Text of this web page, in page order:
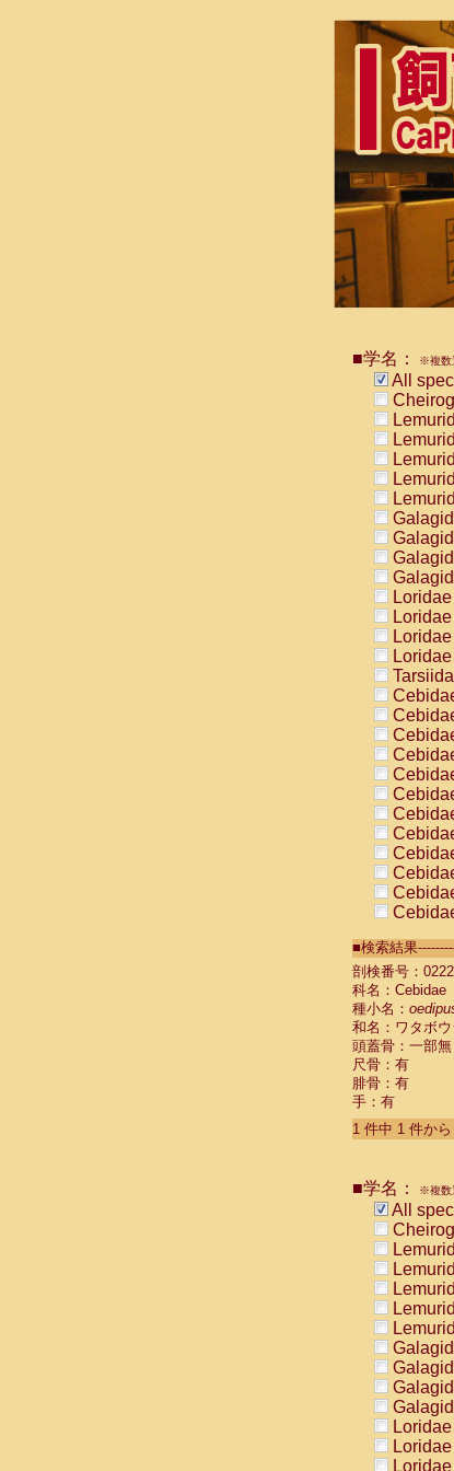
■学名： ※複数
All
Loridae
Loridae
Loridae
Loridae
Cebidae
Cebidae
Cebidae
Cebidae
Cebidae
■検索結果
剖検番号：
科名：Cebidae
種小名：
和名：ワタボ
頭蓋骨：一部無
尺骨：有
腓骨：有
手：有
1 件中 1 件か
■学名： ※複数
All
Loridae
Loridae
Loridae